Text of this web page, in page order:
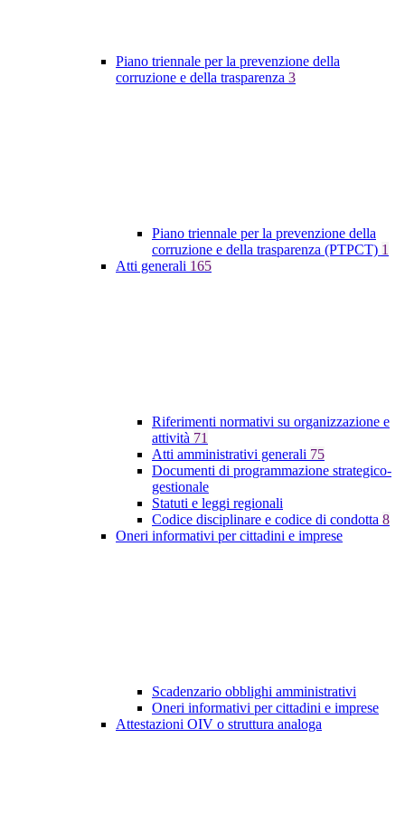
Piano triennale per la prevenzione della
corruzione e della trasparenza 3
Piano triennale per la prevenzione della
corruzione e della trasparenza (PTPCT) 1
Atti generali 165
Riferimenti normativi su organizzazione e
attività 71
Atti amministrativi generali 75
Documenti di programmazione strategico-
gestionale
Statuti e leggi regionali
Codice disciplinare e codice di condotta 8
Oneri informativi per cittadini e imprese
Scadenzario obblighi amministrativi
Oneri informativi per cittadini e imprese
Attestazioni OIV o struttura analoga